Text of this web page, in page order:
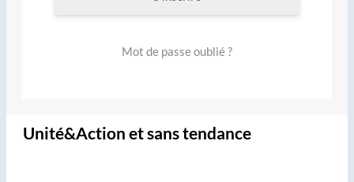
Mot de passe oublié ?
Unité&Action et sans tendance